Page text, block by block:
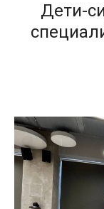
Дети-